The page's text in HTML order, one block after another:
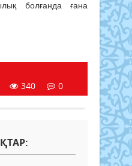
болғанда ғана
340 0